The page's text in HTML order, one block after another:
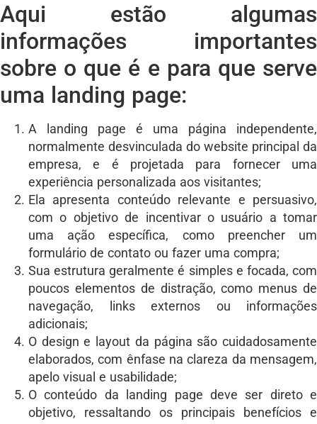
Aqui estão algumas
informações importantes
sobre o que é e para que serve
uma landing page:
A landing page é uma página independente,
normalmente desvinculada do website principal da
empresa, e é projetada para fornecer uma
experiência personalizada aos visitantes;
Ela apresenta conteúdo relevante e persuasivo,
com o objetivo de incentivar o usuário a tomar
uma ação específica, como preencher um
formulário de contato ou fazer uma compra;
Sua estrutura geralmente é simples e focada, com
poucos elementos de distração, como menus de
navegação, links externos ou informações
adicionais;
O design e layout da página são cuidadosamente
elaborados, com ênfase na clareza da mensagem,
apelo visual e usabilidade;
O conteúdo da landing page deve ser direto e
objetivo, ressaltando os principais benefícios e